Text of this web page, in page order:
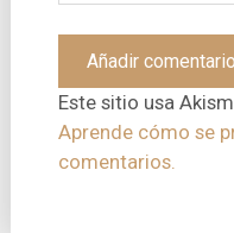
Este sitio usa
Aprende cómo se
comentarios.